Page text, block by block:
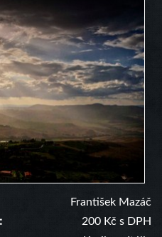
František Mazáč
200 Kč s DPH